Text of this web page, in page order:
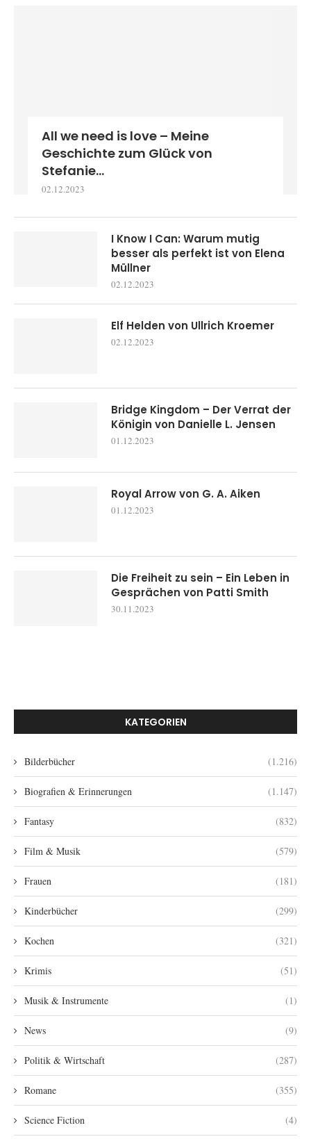
All we need is love – Meine
Geschichte zum Glück von
Stefanie...
02.12.2023
I Know I Can: Warum mutig
besser als perfekt ist von Elena
Müllner
02.12.2023
Elf Helden von Ullrich Kroemer
02.12.2023
Bridge Kingdom – Der Verrat der
Königin von Danielle L. Jensen
01.12.2023
Royal Arrow von G. A. Aiken
01.12.2023
Die Freiheit zu sein – Ein Leben in
Gesprächen von Patti Smith
30.11.2023
KATEGORIEN
Bilderbücher (1.216)
Biografien & Erinnerungen (1.147)
Fantasy (832)
Film & Musik (579)
Frauen (181)
Kinderbücher (299)
Kochen (321)
Krimis (51)
Musik & Instrumente (1)
News (9)
Politik & Wirtschaft (287)
Romane (355)
Science Fiction (4)